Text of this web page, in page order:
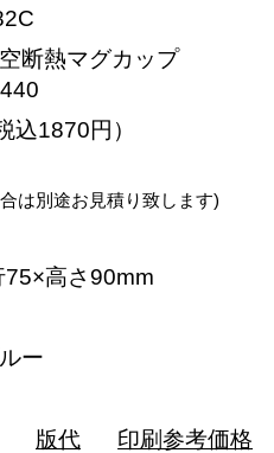
断熱マグカップ
込1870円）
は別途お見積り致します)
高さ90mm
ー
版代 印刷参考価格